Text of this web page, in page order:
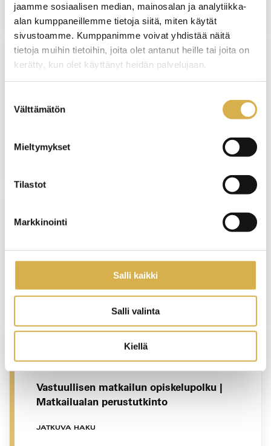
jaamme sosiaalisen median, mainosalan ja analytiikka-
alan kumppaneillemme tietoja siitä, miten käytät
sivustoamme. Kumppanimme voivat yhdistää näitä
tietoja muihin tietoihin, joita olet antanut heille tai joita on
kerätty, kun olet käyttänyt heidän palvelujaan.
valinta
Välttämätön
Mieltymykset
Tilastot
Markkinointi
Salli kaikki
Salli valinta
Kiellä
VANTAA
Matkailupalvelujen ammattitutkinto,
JATKUVA HAKU
VANTAA
Palvelulogistiikkatyöntekijä | Logistiikan
perustutkinto
JATKUVA HAKU
VANTAA
Vastuullisen matkailun opiskelupolku |
Matkailualan perustutkinto
JATKUVA HAKU